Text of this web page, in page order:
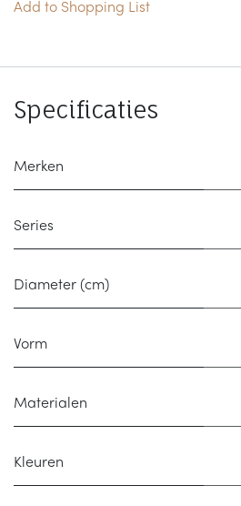
Add to Shopping List
Specificaties
Merken
Series
Diameter (cm)
Vorm
Materialen
Kleuren